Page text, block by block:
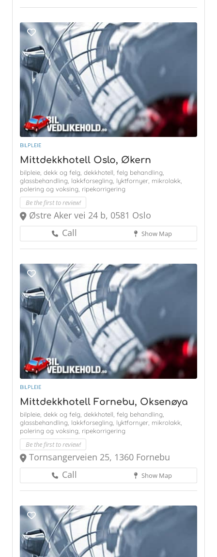
BILPLEIE
Mittdekkhotell Oslo, Økern
bilpleie, dekk og felg, dekkhotell, felg behandling,
glassbehandling, lakkforsegling, lyktfornyer, mikrolakk,
polering og voksing, ripekorrigering
Be the first to review!
Østre Aker vei 24 b, 0581 Oslo
Call
Show Map
BILPLEIE
Mittdekkhotell Fornebu, Oksenøya
bilpleie, dekk og felg, dekkhotell, felg behandling,
glassbehandling, lakkforsegling, lyktfornyer, mikrolakk,
polering og voksing, ripekorrigering
Be the first to review!
Tornsangerveien 25, 1360 Fornebu
Call
Show Map